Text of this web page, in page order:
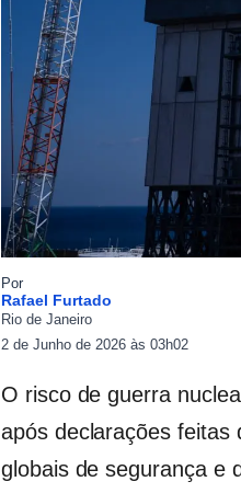
Por
Rafael Furtado
Rio de Janeiro
2 de Junho de 2026 às 03h02
O risco de guerra
após declarações feitas
globais de segurança e